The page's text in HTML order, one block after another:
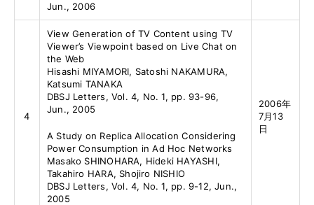
Jun., 2006
4
View Generation of TV Content using TV
Viewer’s Viewpoint based on Live Chat on
the Web
Hisashi MIYAMORI, Satoshi NAKAMURA,
Katsumi TANAKA
DBSJ Letters, Vol. 4, No. 1, pp. 93-96,
Jun., 2005
A Study on Replica Allocation Considering
Power Consumption in Ad Hoc Networks
Masako SHINOHARA, Hideki HAYASHI,
Takahiro HARA, Shojiro NISHIO
DBSJ Letters, Vol. 4, No. 1, pp. 9-12, Jun.,
2005
2006年
7月13
日